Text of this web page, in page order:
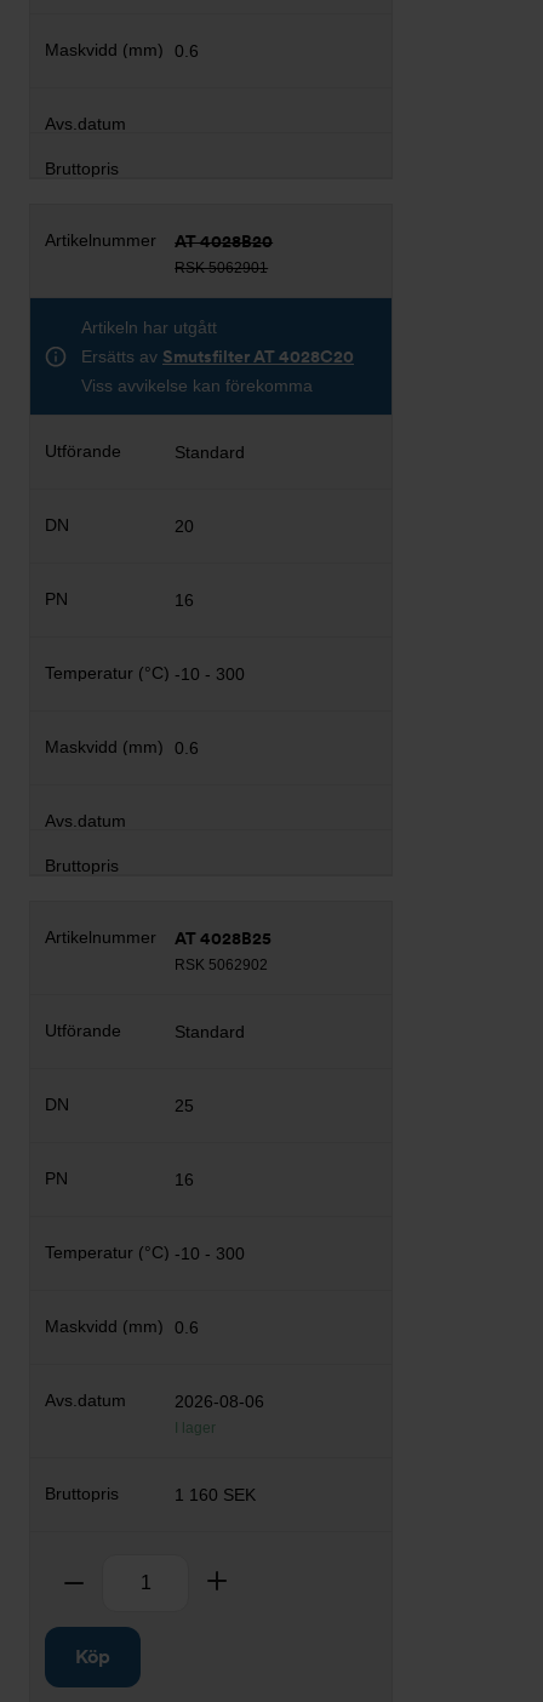
0.6
AT 4028B20
RSK 5062901
Artikeln har utgått
Ersätts av Smutsfilter AT 4028C20
Viss avvikelse kan förekomma
Standard
20
16
-10 - 300
0.6
AT 4028B25
RSK 5062902
Standard
25
16
-10 - 300
0.6
2026-08-06
I lager
1 160 SEK
Ta bort
Köp